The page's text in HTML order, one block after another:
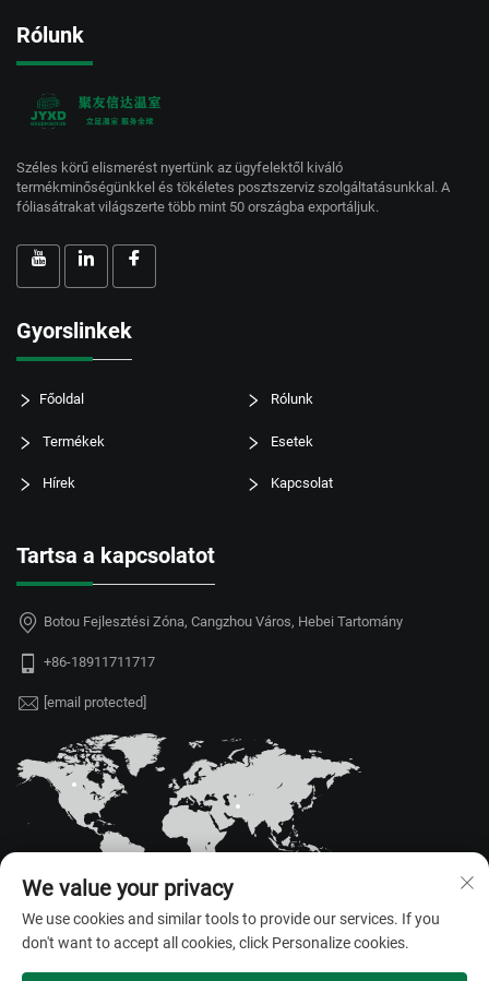
Rólunk
Széles körű elismerést nyertünk az ügyfelektől kiváló
termékminőségünkkel és tökéletes posztszerviz szolgáltatásunkkal. A
fóliasátrakat világszerte több mint 50 országba exportáljuk.
Gyorslinkek
Főoldal Rólunk
Termékek Esetek
Hírek Kapcsolat
Tartsa a kapcsolatot
Botou Fejlesztési Zóna, Cangzhou Város, Hebei Tartomány
+86-18911711717
[email protected]
We value your privacy
We use cookies and similar tools to provide our services. If you
don't want to accept all cookies, click Personalize cookies.